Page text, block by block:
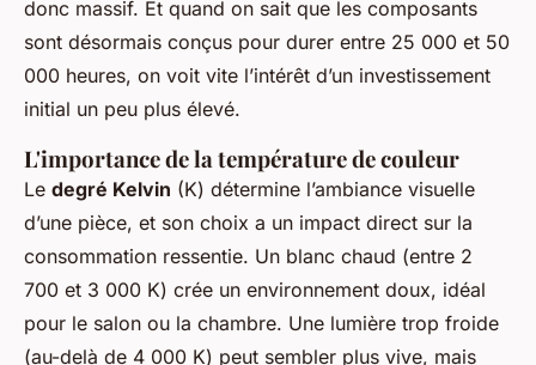
donc massif. Et quand on sait que les composants
sont désormais conçus pour durer entre 25 000 et 50
000 heures, on voit vite l’intérêt d’un investissement
initial un peu plus élevé.
L'importance de la température de couleur
Le degré Kelvin (K) détermine l’ambiance visuelle
d’une pièce, et son choix a un impact direct sur la
consommation ressentie. Un blanc chaud (entre 2
700 et 3 000 K) crée un environnement doux, idéal
pour le salon ou la chambre. Une lumière trop froide
(au-delà de 4 000 K) peut sembler plus vive, mais